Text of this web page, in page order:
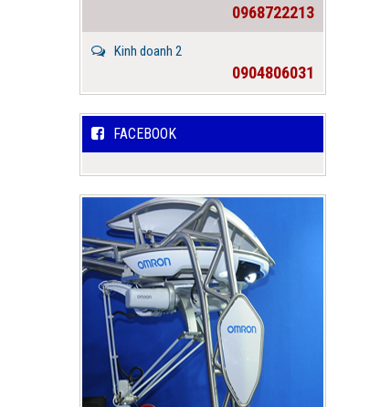
0968722213
Kinh doanh 2
0904806031
FACEBOOK